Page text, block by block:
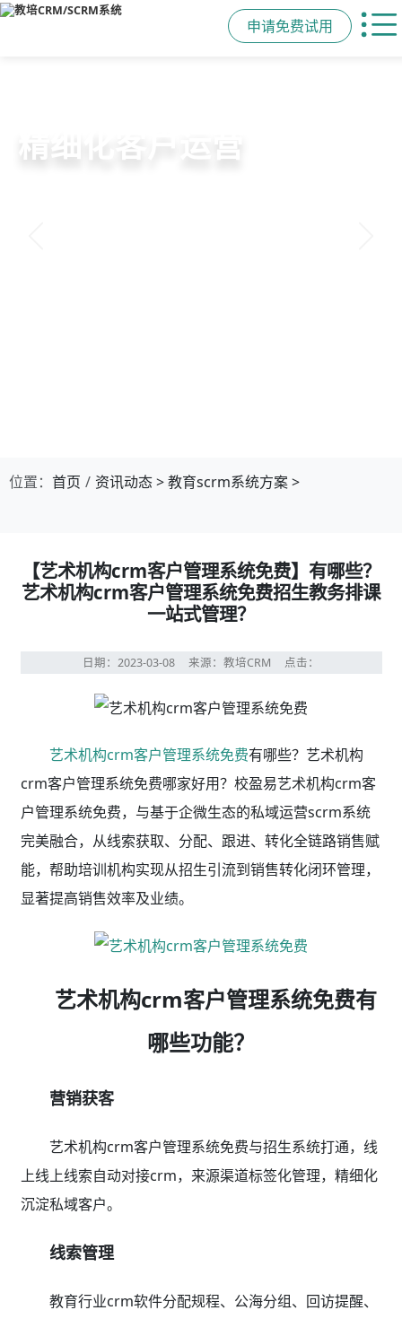
申请免费试用
以学员为中心，打通从引流、转化、
智能销售漏斗
精细化客户运营
私域招生与裂变
位置： 首页 资讯动态>教育scrm系统方案>
【艺术机构crm客户管理系统免费】有哪些？
艺术机构crm客户管理系统免费招生教务排课
一站式管理？
日期：2023-03-08 来源：教培CRM 点击：
艺术机构crm客户管理系统免费有哪些？艺术机构
crm客户管理系统免费哪家好用？校盈易艺术机构crm客
户管理系统免费，与基于企微生态的私域运营scrm系统
完美融合，从线索获取、分配、跟进、转化全链路销售赋
能，帮助培训机构实现从招生引流到销售转化闭环管理，
显著提高销售效率及业绩。
艺术机构crm客户管理系统免费有
哪些功能？
营销获客
艺术机构crm客户管理系统免费与招生系统打通，线
上线上线索自动对接crm，来源渠道标签化管理，精细化
沉淀私域客户。
线索管理
教育行业crm软件分配规程、公海分组、回访提醒、